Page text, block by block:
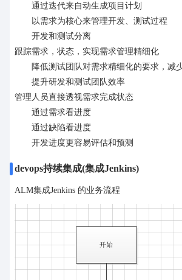
通过迭代来自动生成项目计划
以需求为核心来管理开发、测试过程
开发和测试分离
跟踪需求，状态，实现需求管理精细化
降低测试团队对需求精细化的要求，减
提升研发和测试团队效率
管理人员直接透视需求完成状态
通过需求看进度
通过缺陷看进度
开发进度更容易评估和预测
devops持续集成(集成Jenkins)
ALM集成Jenkins 的业务流程